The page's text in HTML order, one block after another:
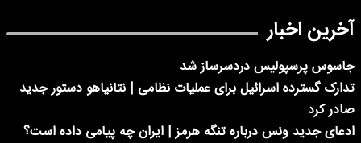
آخرین اخبار
جاسوس پرسپولیس دردسرساز شد
تدارک گسترده اسرائیل برای عملیات نظامی | نتانیاهو دستور جدید
صادر کرد
ادعای جدید ونس درباره تنگه هرمز | ایران چه پیامی داده است؟